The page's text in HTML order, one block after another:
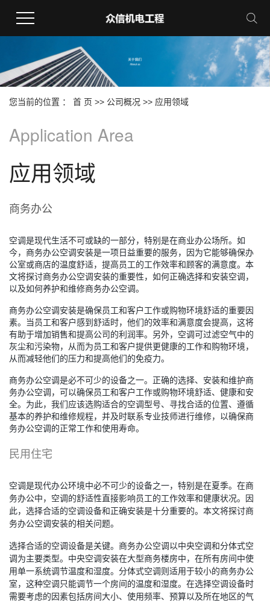
您当前的位置 ： 首 页 >> 公司概况 >> 应用领域
Application Area
应用领域
商务办公
空调是现代生活不可或缺的一部分，特别是在商业办公场所。如
今，商务办公空调安装是一项日益重要的服务，因为它能够确保办
公室或商店的温度舒适，提高员工的工作效率和顾客的满意度。本
文将探讨商务办公空调安装的重要性，如何正确选择和安装空调，
以及如何养护和维修商务办公空调。
商务办公空调安装是确保员工和客户工作或购物环境舒适的重要因
素。当员工和客户感到舒适时，他们的效率和满意度会提高，这将
有助于增加销售和提高公司的利润率。另外，空调可过滤空气中的
灰尘和污染物，从而为员工和客户提供更健康的工作和购物环境，
从而减轻他们的压力和提高他们的免疫力。
商务办公空调是必不可少的设备之一。正确的选择、安装和维护商
务办公空调，可以确保员工和客户工作或购物环境舒适、健康和安
全。为此，我们应该选购适合的空调型号、寻找合适的位置、遵循
基本的养护和维修规程，并及时联系专业技师进行维修，以确保商
务办公空调的正常工作和使用寿命。
民用住宅
空调是现代办公环境中必不可少的设备之一，特别是在夏季。在商
务办公中，空调的舒适性直接影响员工的工作效率和健康状况。因
此，选择合适的空调设备和正确安装是十分重要的。本文将探讨商
务办公空调安装的相关问题。
选择合适的空调设备是关键。商务办公空调以中央空调和分体式空
调为主要类型。中央空调安装在大型商务楼房中，在所有房间中使
用单一系统调节温度和湿度。分体式空调则适用于较小的商务办公
室，这种空调只能调节一个房间的温度和湿度。在选择空调设备时
需要考虑的因素包括房间大小、使用频率、预算以及所在地区的气